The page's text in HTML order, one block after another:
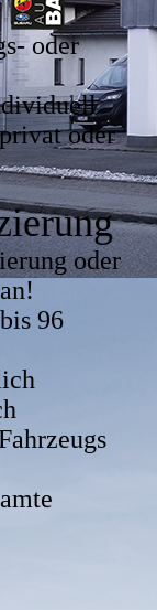
oder
oder
oder
96